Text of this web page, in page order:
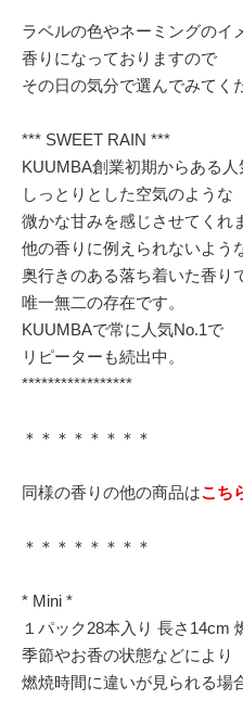
ラベルの色やネーミングのイ
香りになっておりますので
その日の気分で選んでみてく
*** SWEET RAIN ***
KUUMBA創業初期からある人
しっとりとした空気のような
微かな甘みを感じさせてくれ
他の香りに例えられないよう
奥行きのある落ち着いた香り
唯一無二の存在です。
KUUMBAで常に人気No.1で
リピーターも続出中。
*****************
＊＊＊＊＊＊＊＊
同様の香りの他の商品はこち
＊＊＊＊＊＊＊＊
* Mini *
１パック28本入り 長さ14cm
季節やお香の状態などにより
燃焼時間に違いが見られる場